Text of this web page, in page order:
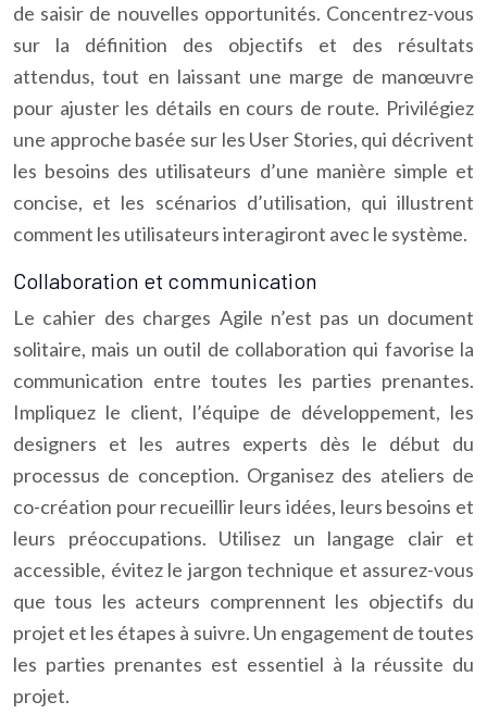
de saisir de nouvelles opportunités. Concentrez-vous
sur la définition des objectifs et des résultats
attendus, tout en laissant une marge de manœuvre
pour ajuster les détails en cours de route. Privilégiez
une approche basée sur les User Stories, qui décrivent
les besoins des utilisateurs d’une manière simple et
concise, et les scénarios d’utilisation, qui illustrent
comment les utilisateurs interagiront avec le système.
Collaboration et communication
Le cahier des charges Agile n’est pas un document
solitaire, mais un outil de collaboration qui favorise la
communication entre toutes les parties prenantes.
Impliquez le client, l’équipe de développement, les
designers et les autres experts dès le début du
processus de conception. Organisez des ateliers de
co-création pour recueillir leurs idées, leurs besoins et
leurs préoccupations. Utilisez un langage clair et
accessible, évitez le jargon technique et assurez-vous
que tous les acteurs comprennent les objectifs du
projet et les étapes à suivre. Un engagement de toutes
les parties prenantes est essentiel à la réussite du
projet.